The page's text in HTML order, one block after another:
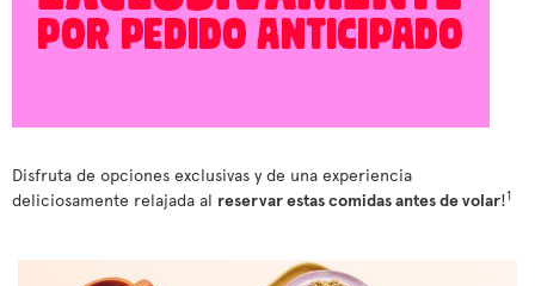
Disfruta de opciones exclusivas y de una experiencia
deliciosamente relajada al reservar estas comidas antes de volar!1